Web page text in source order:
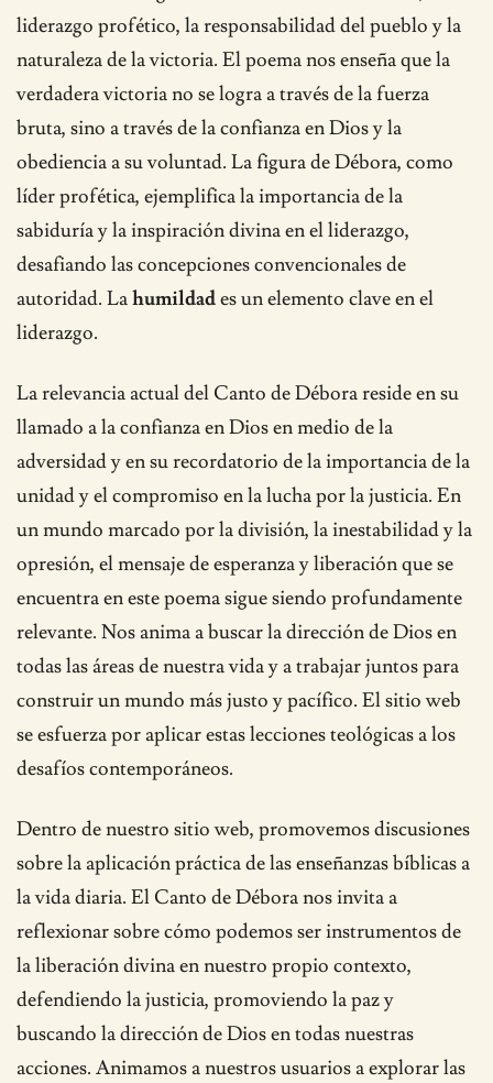
liderazgo profético, la responsabilidad del pueblo y la
naturaleza de la victoria. El poema nos enseña que la
verdadera victoria no se logra a través de la fuerza
bruta, sino a través de la confianza en Dios y la
obediencia a su voluntad. La figura de Débora, como
líder profética, ejemplifica la importancia de la
sabiduría y la inspiración divina en el liderazgo,
desafiando las concepciones convencionales de
autoridad. Lahumildades un elemento clave en el
liderazgo.
La relevancia actual del Canto de Débora reside en su
llamado a la confianza en Dios en medio de la
adversidad y en su recordatorio de la importancia de la
unidad y el compromiso en la lucha por la justicia. En
un mundo marcado por la división, la inestabilidad y la
opresión, el mensaje de esperanza y liberación que se
encuentra en este poema sigue siendo profundamente
relevante. Nos anima a buscar la dirección de Dios en
todas las áreas de nuestra vida y a trabajar juntos para
construir un mundo más justo y pacífico. El sitio web
se esfuerza por aplicar estas lecciones teológicas a los
desafíos contemporáneos.
Dentro de nuestro sitio web, promovemos discusiones
sobre la aplicación práctica de las enseñanzas bíblicas a
la vida diaria. El Canto de Débora nos invita a
reflexionar sobre cómo podemos ser instrumentos de
la liberación divina en nuestro propio contexto,
defendiendo la justicia, promoviendo la paz y
buscando la dirección de Dios en todas nuestras
acciones. Animamos a nuestros usuarios a explorar las